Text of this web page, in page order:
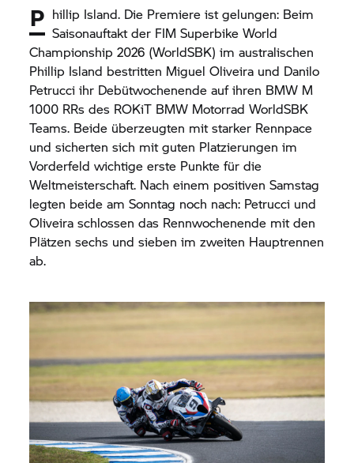
P hillip Island. Die Premiere ist gelungen: Beim
Saisonauftakt der FIM Superbike World
Championship 2026 (WorldSBK) im australischen
Phillip Island bestritten Miguel Oliveira und Danilo
Petrucci ihr Debütwochenende auf ihren BMW M
1000 RRs des ROKiT BMW Motorrad WorldSBK
Teams. Beide überzeugten mit starker Rennpace
und sicherten sich mit guten Platzierungen im
Vorderfeld wichtige erste Punkte für die
Weltmeisterschaft. Nach einem positiven Samstag
legten beide am Sonntag noch nach: Petrucci und
Oliveira schlossen das Rennwochenende mit den
Plätzen sechs und sieben im zweiten Hauptrennen
ab.